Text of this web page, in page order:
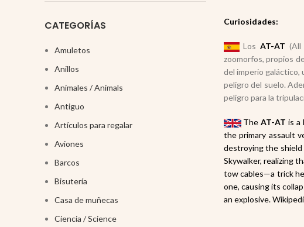
Curiosidades:
LosAT-AT (All
zoomorfos, propios
del imperio galáctico,
peligro del suelo.
peligro para la
TheAT-ATis a
the primary assault
destroying the
Skywalker, realizing
tow cables—a trick
one, causing its
an explosive.
CATEGORÍAS
Amuletos
Anillos
Animales / Animals
Antiguo
Artículos para regalar
Aviones
Barcos
Bisutería
Casa de muñecas
Ciencia / Science